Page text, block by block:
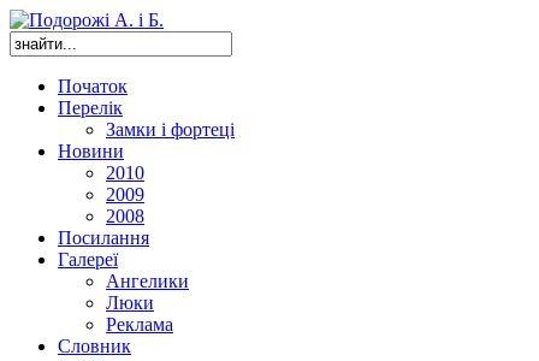
Початок
Перелік
Замки і фортеці
Новини
2010
2009
2008
Посилання
Галереї
Ангелики
Люки
Реклама
Словник